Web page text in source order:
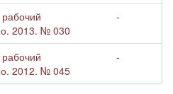
рабочий
2013. № 030
-
рабочий
2012. № 045
-